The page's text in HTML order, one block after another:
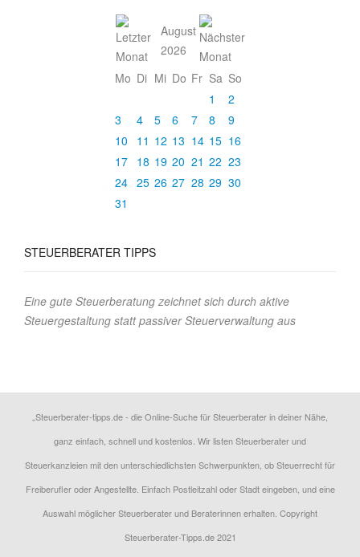
August
2026
Mo Di Mi Do Fr Sa So
1
2
3
4 5 6 7 8
9
10
11 12 13 14 15 16
17
18 19 20 21 22 23
24 25 26 27 28 29 30
31
STEUERBERATER TIPPS
Eine gute Steuerberatung zeichnet sich durch aktive
Steuergestaltung statt passiver Steuerverwaltung aus
„Steuerberater-tipps.de - die Online-Suche für Steuerberater in deiner Nähe,
ganz einfach, schnell und kostenlos. Wir listen Steuerberater und
Steuerkanzleien mit den unterschiedlichsten Schwerpunkten, ob Steuerrecht für
Freiberufler oder Angestellte. Einfach Postleitzahl oder Stadt eingeben, und eine
Auswahl möglicher Steuerberater und Beraterinnen erhalten. Copyright
Steuerberater-Tipps.de 2021